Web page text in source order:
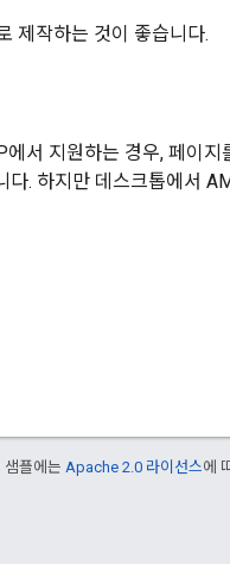
제작하는 것이 좋습니다.
서 지원하는 경우, 페이지
다. 하지만 데스크톱에서
샘플에는 Apache 2.0 라이선스에